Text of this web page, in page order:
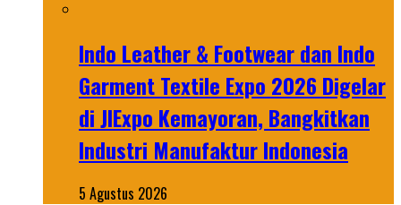
Indo Leather & Footwear dan Indo
Garment Textile Expo 2026 Digelar
di JIExpo Kemayoran, Bangkitkan
Industri Manufaktur Indonesia
5 Agustus 2026